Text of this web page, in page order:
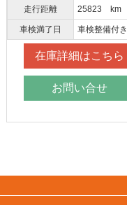
走行距離 25823 km
車検満了日 車検整備付き
在庫詳細はこちら
お問い合せ